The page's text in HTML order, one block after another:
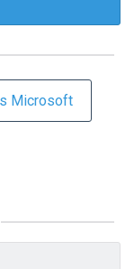
Microsoft